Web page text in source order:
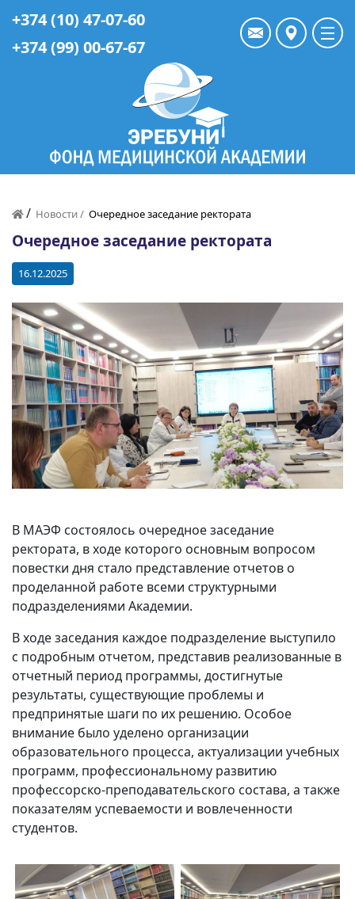
+374 (10) 47-07-60
+374 (99) 00-67-67
/ Новости / Очередное заседание ректората
Очередное заседание ректората
16.12.2025
В МАЭФ состоялось очередное заседание
ректората, в ходе которого основным вопросом
повестки дня стало представление отчетов о
проделанной работе всеми структурными
подразделениями Академии.
В ходе заседания каждое подразделение выступило
с подробным отчетом, представив реализованные в
отчетный период программы, достигнутые
результаты, существующие проблемы и
предпринятые шаги по их решению. Особое
внимание было уделено организации
образовательного процесса, актуализации учебных
программ, профессиональному развитию
профессорско-преподавательского состава, а также
показателям успеваемости и вовлеченности
студентов.